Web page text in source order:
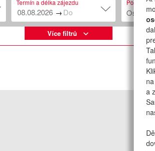
a
Termín a délka zájezdu
→
Počet
Osob: 2
Více filtrů